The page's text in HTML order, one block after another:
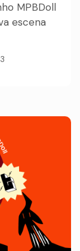
MPBDoll
escena